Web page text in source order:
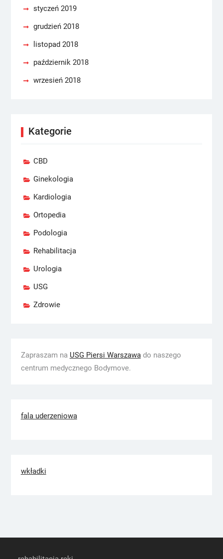
styczeń 2019
grudzień 2018
listopad 2018
październik 2018
wrzesień 2018
Kategorie
CBD
Ginekologia
Kardiologia
Ortopedia
Podologia
Rehabilitacja
Urologia
USG
Zdrowie
Zapraszam na USG Piersi Warszawado naszego
centrum medycznego Bodymove.
fala uderzeniowa
wkładki